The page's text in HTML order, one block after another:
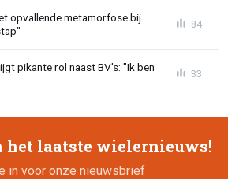
opvallende metamorfose bij
84
pikante rol naast BV's: "Ik ben
33
het laatste wielernieuws!
in voor onze nieuwsbrief